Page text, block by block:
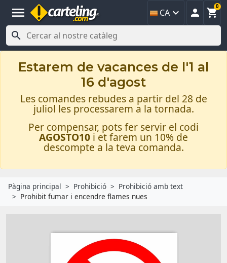
menu CA   
0

Estarem de vacances de l'1 al
16 d'agost
Les comandes rebudes a partir del 28 de
juliol les processarem a la tornada.
Per compensar, pots fer servir el codi
AGOSTO10 i et farem un 10% de
descompte a la teva comanda.
Pàgina principal Prohibició
Prohibició amb text
Prohibit fumar i encendre flames nues